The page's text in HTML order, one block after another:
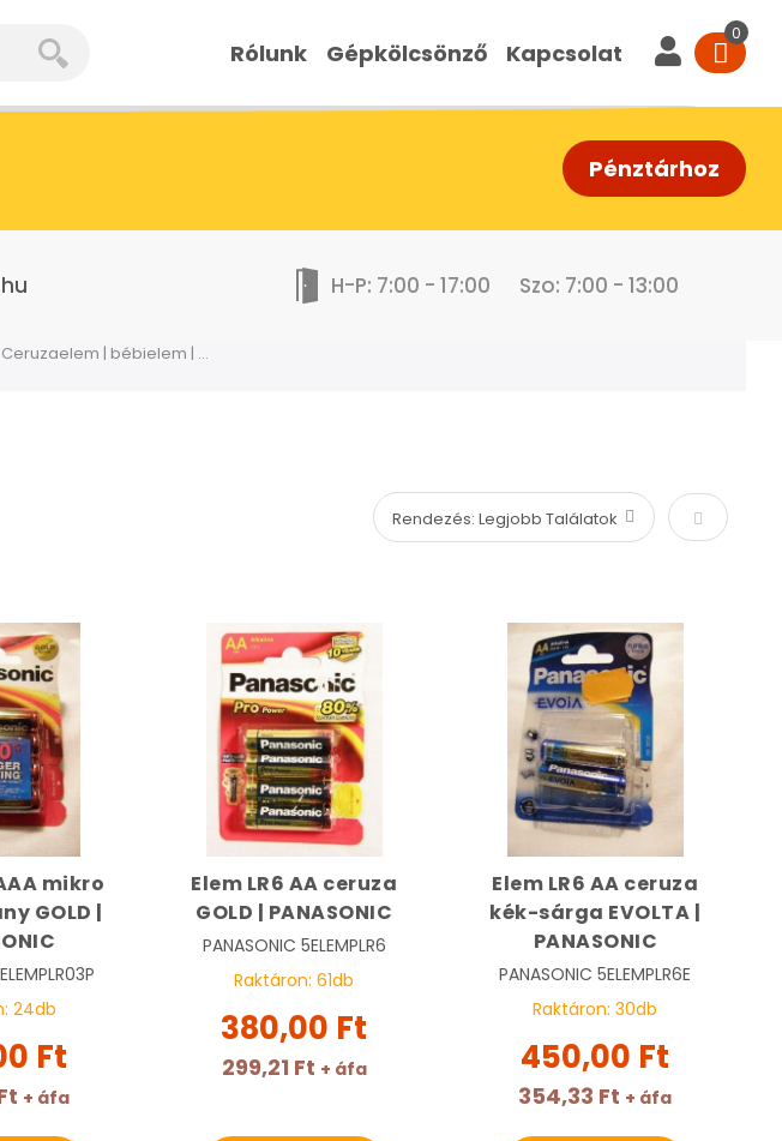
Rólunk Gépkölcsönző Kapcsolat
Pénztárhoz
H-P: 7:00 - 17:00 Szo: 7:00 - 13:00
Ceruzaelem | bébielem | góliátelem
Növekvő
mikro
GOLD |
24db
Ft
+ áfa
Elem LR6 AA ceruza
GOLD | PANASONIC
PANASONIC 5ELEMPLR6
Raktáron:61db
380,00 Ft
299,21 Ft + áfa
Elem LR6 AA ceruza
kék-sárga EVOLTA |
PANASONIC
PANASONIC 5ELEMPLR6E
Raktáron:30db
450,00 Ft
354,33 Ft + áfa